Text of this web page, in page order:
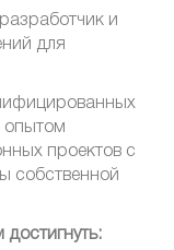
и
для
опытом
проектов с
собственной